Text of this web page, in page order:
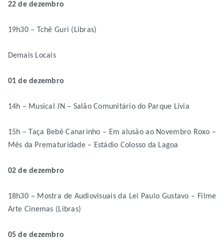
22 de dezembro
19h30 – Tchê Guri (Libras)
Demais Locais
01 de dezembro
14h – Musical JN – Salão Comunitário do Parque Lívia
15h – Taça Bebê Canarinho – Em alusão ao Novembro Roxo –
Mês da Prematuridade – Estádio Colosso da Lagoa
02 de dezembro
18h30 – Mostra de Audiovisuais da Lei Paulo Gustavo – Filme
Arte Cinemas (Libras)
05 de dezembro